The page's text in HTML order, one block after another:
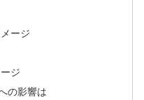
ージ
ジ
の影響は